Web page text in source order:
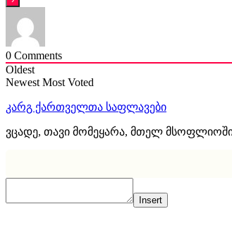
0 Comments
Oldest
Newest Most Voted
კარგ ქართველთა საფლავები
ვცადე, თავი მომეყარა, მთელ
Insert